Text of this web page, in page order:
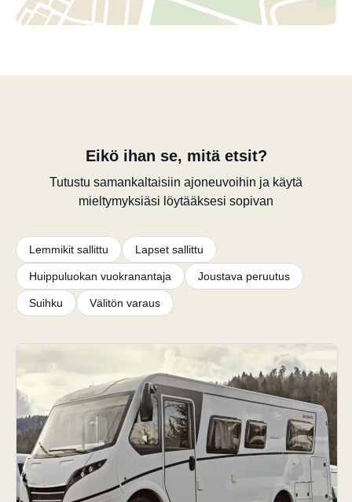
Eikö ihan se, mitä etsit?
Tutustu samankaltaisiin ajoneuvoihin ja käytä
mieltymyksiäsi löytääksesi sopivan
Lemmikit sallittu Lapset sallittu
Huippuluokan vuokranantaja Joustava peruutus
Suihku Välitön varaus